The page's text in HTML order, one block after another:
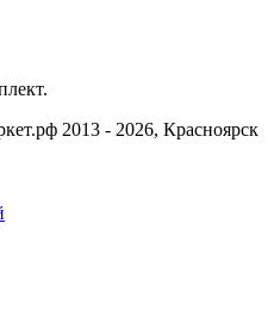
2013 - 2026, Красноярск